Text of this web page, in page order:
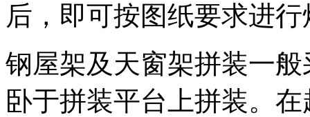
后，即可按图纸要求进
钢屋架及天窗架拼装一
卧于拼装平台上拼装。